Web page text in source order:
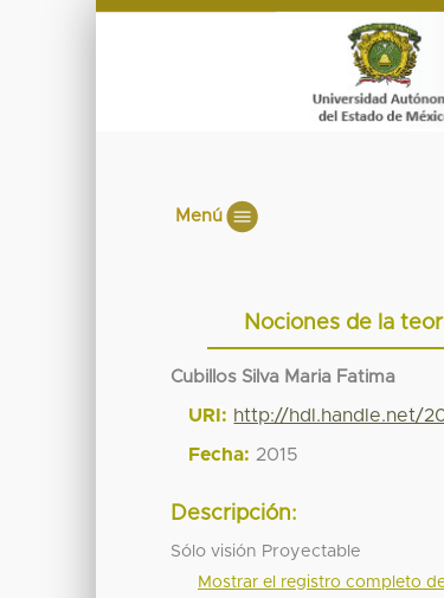
Menú
Nociones de la
Cubillos Silva Maria Fatima
URI: http://hdl.handle.net/
Fecha: 2015
Descripción:
Sólo visión Proyectable
Mostrar el registro completo